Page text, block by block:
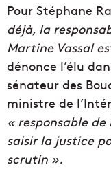
Pour Stéphane
déjà, la
Martine Vassal
dénonce l’élu
sénateur des
ministre de
« responsable
saisir la justice
scrutin ».